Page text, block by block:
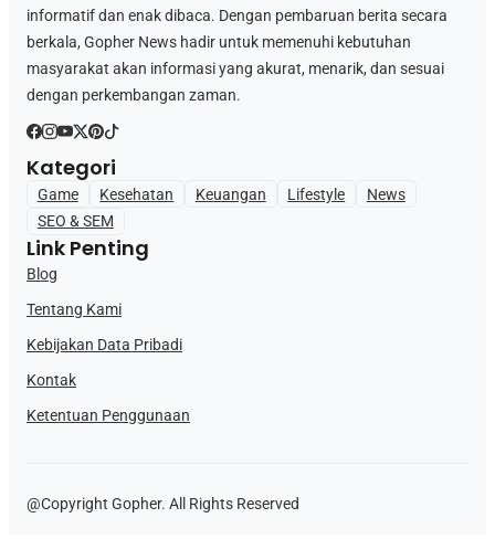
informatif dan enak dibaca. Dengan pembaruan berita secara
berkala, Gopher News hadir untuk memenuhi kebutuhan
masyarakat akan informasi yang akurat, menarik, dan sesuai
dengan perkembangan zaman.
Kategori
Game Kesehatan Keuangan Lifestyle
News
SEO & SEM
Link Penting
Blog
Tentang Kami
Kebijakan Data Pribadi
Kontak
Ketentuan Penggunaan
@Copyright Gopher. All Rights Reserved